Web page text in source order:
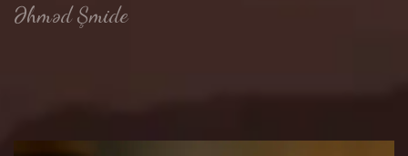
Əhməd Şmide